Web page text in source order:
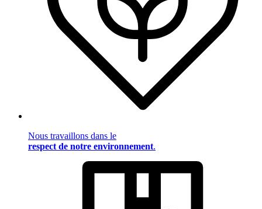
Nous travaillons dans le
respect de notre environnement.